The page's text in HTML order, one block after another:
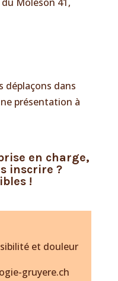
déplaçons dans
présentation à
en charge,
inscrire ?
!
et douleur
gruyere.ch